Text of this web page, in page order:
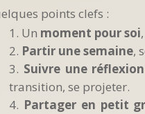
points clefs :
Un moment pour soi
Partir une semaine,
Suivre une
transition, se projeter.
Partager en petit